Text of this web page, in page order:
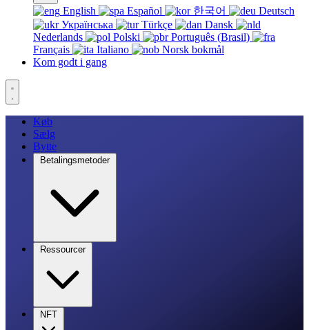
English Español 한국어
Deutsch
Українська
Türkçe
Dansk
Nederlands
Polski
Português (Brasil)
Français
Italiano
Norsk bokmål
Kom godt i gang
Køb
Sælg
Bytte
Betalingsmetoder
Ressourcer
NFT